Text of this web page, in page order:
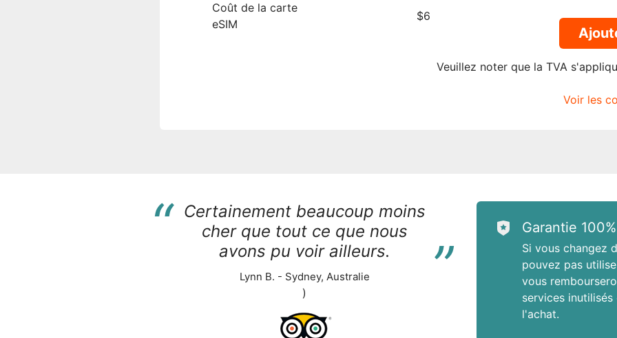
Coût de la carte
eSIM
$6
Veuillez noter que la TVA
Voir les
“
Certainement beaucoup moins
cher que tout ce que nous
avons pu voir ailleurs.
“
Lynn B. - Sydney, Australie
)
Garantie
Si vous changez
pouvez pas
vous
services
l'achat.